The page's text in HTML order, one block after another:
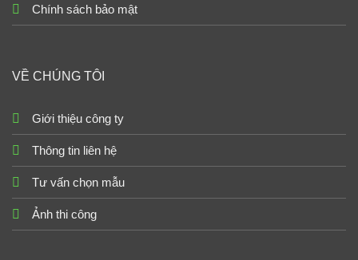
Chính sách bảo mật
VỀ CHÚNG TÔI
Giới thiệu công ty
Thông tin liên hệ
Tư vấn chọn mẫu
Ảnh thi công